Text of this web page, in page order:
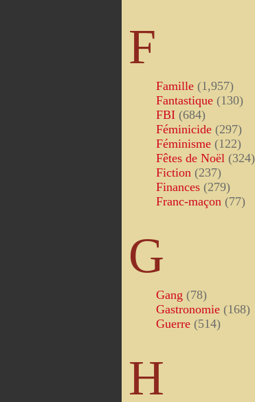
F
Famille (1,957)
Fantastique (130)
FBI (684)
Féminicide (297)
Féminisme (122)
Fêtes de Noël (324)
Fiction (237)
Finances (279)
Franc-maçon (77)
G
Gang (78)
Gastronomie (168)
Guerre (514)
H